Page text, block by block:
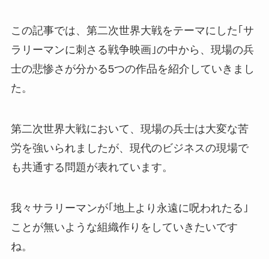
この記事では、第二次世界大戦をテーマにした｢サ
ラリーマンに刺さる戦争映画｣の中から、現場の兵
士の悲惨さが分かる5つの作品を紹介していきまし
た。
第二次世界大戦において、現場の兵士は大変な苦
労を強いられましたが、現代のビジネスの現場で
も共通する問題が表れています。
我々サラリーマンが｢地上より永遠に呪われたる｣
ことが無いような組織作りをしていきたいです
ね。